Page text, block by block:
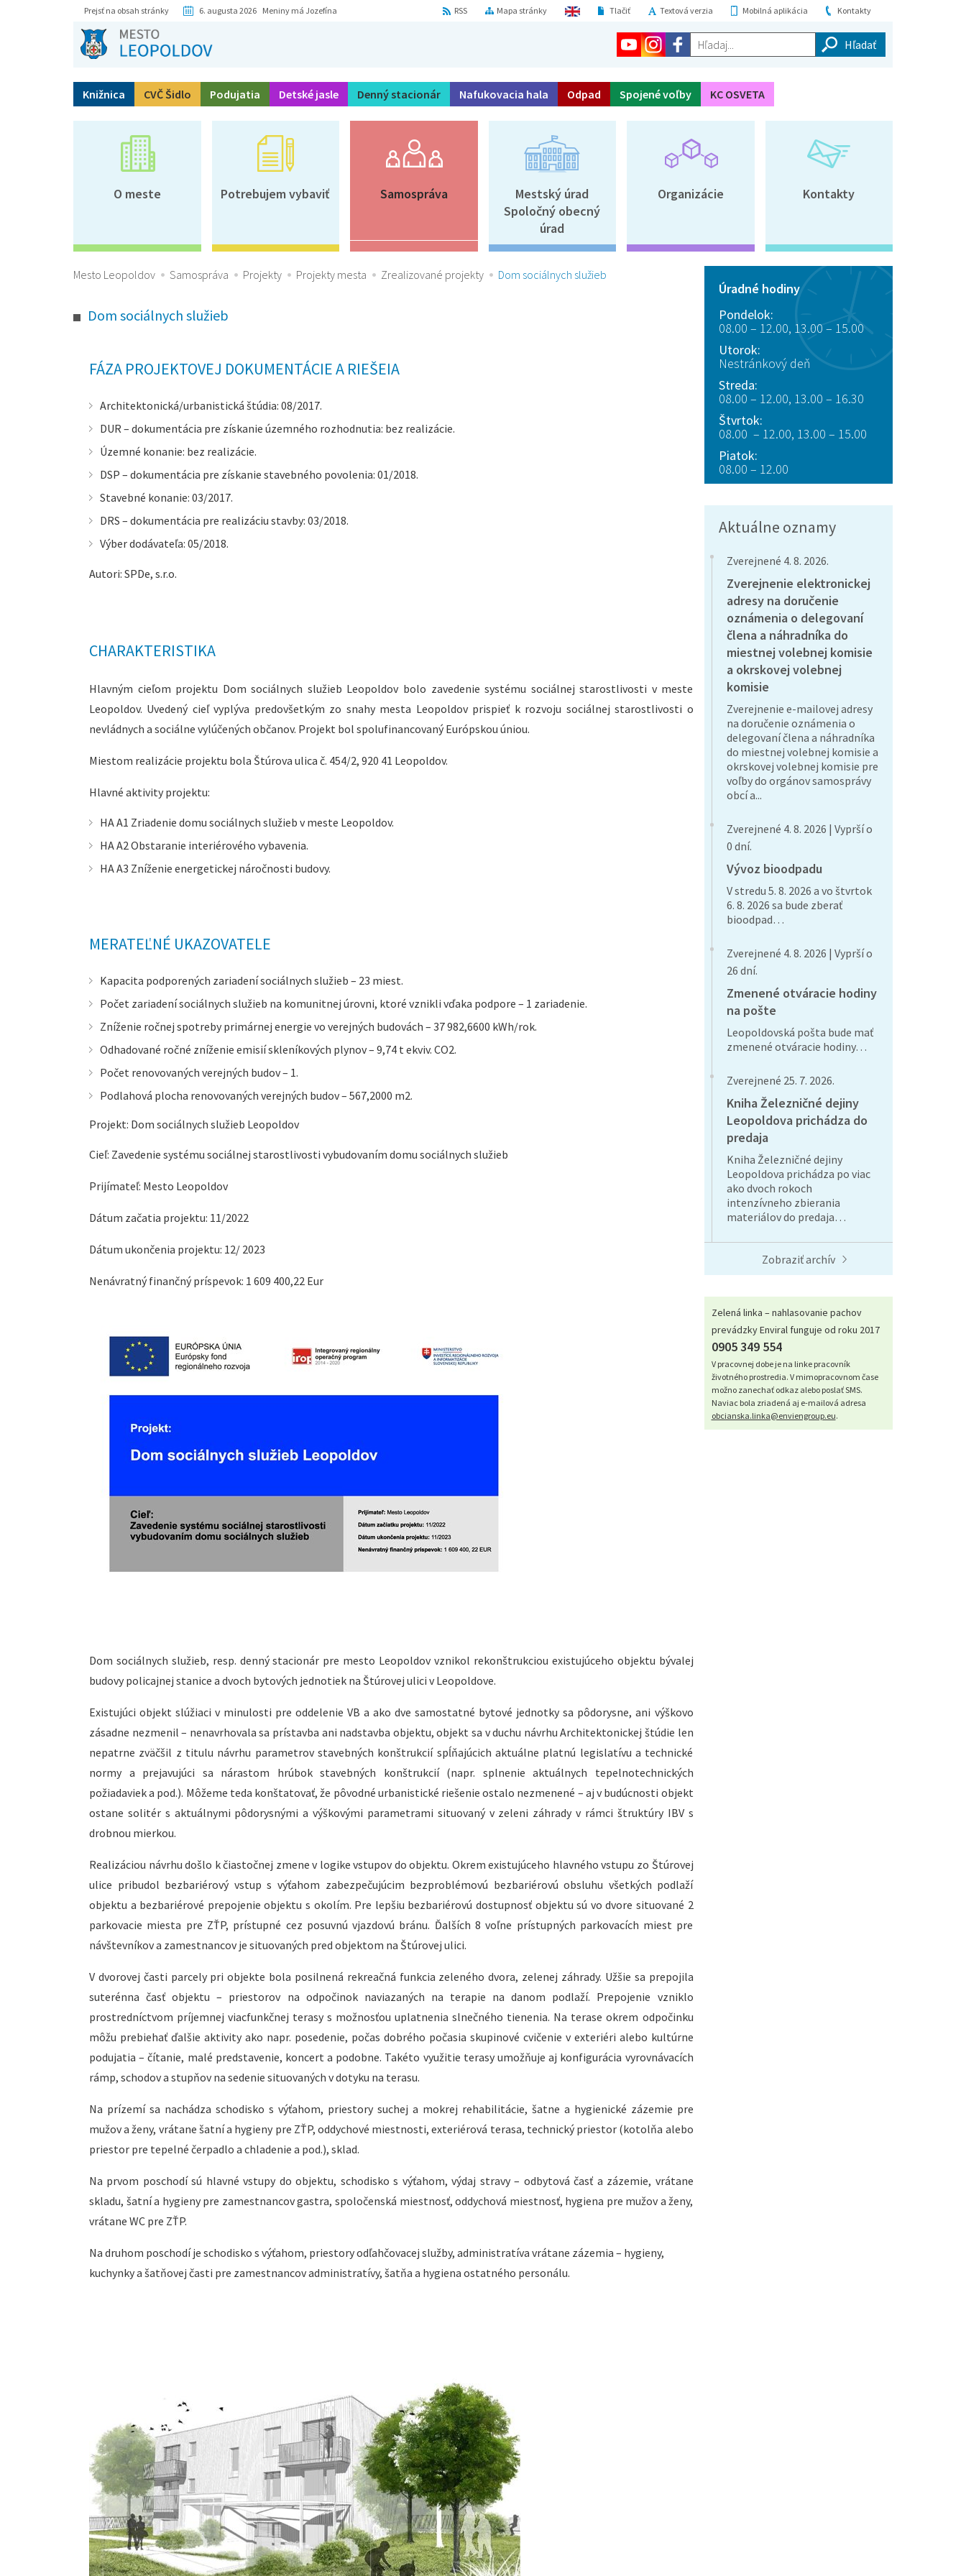
Prejsť na obsah stránky 6. augusta 2026 Meniny má Jozefína Kontakty
Mobilná aplikácia
Textová verzia
Tlačiť
Mapa stránky
RSS
Hľadaj...
Knižnica CVČ Šidlo Podujatia Detské jasle Denný stacionár Nafukovacia hala Odpad Spojené voľby KC OSVETA
O meste Potrebujem vybaviť Samospráva
Mestský úrad
Spoločný obecný
úrad
Organizácie Kontakty
Mesto Leopoldov Samospráva Projekty Projekty mesta Zrealizované projekty Dom sociálnych služieb
Dom sociálnych služieb
FÁZA PROJEKTOVEJ DOKUMENTÁCIE A RIEŠEIA
Architektonická/urbanistická štúdia: 08/2017.
DUR – dokumentácia pre získanie územného rozhodnutia: bez realizácie.
Územné konanie: bez realizácie.
DSP – dokumentácia pre získanie stavebného povolenia: 01/2018.
Stavebné konanie: 03/2017.
DRS – dokumentácia pre realizáciu stavby: 03/2018.
Výber dodávateľa: 05/2018.
Autori: SPDe, s.r.o.
CHARAKTERISTIKA
Hlavným cieľom projektu Dom sociálnych služieb Leopoldov bolo zavedenie systému sociálnej starostlivosti v meste
Leopoldov. Uvedený cieľ vyplýva predovšetkým zo snahy mesta Leopoldov prispieť k rozvoju sociálnej starostlivosti o
nevládnych a sociálne vylúčených občanov. Projekt bol spolufinancovaný Európskou úniou.
Miestom realizácie projektu bola Štúrova ulica č. 454/2, 920 41 Leopoldov.
Hlavné aktivity projektu:
HA A1 Zriadenie domu sociálnych služieb v meste Leopoldov.
HA A2 Obstaranie interiérového vybavenia.
HA A3 Zníženie energetickej náročnosti budovy.
MERATEĽNÉ UKAZOVATELE
Kapacita podporených zariadení sociálnych služieb – 23 miest.
Počet zariadení sociálnych služieb na komunitnej úrovni, ktoré vznikli vďaka podpore – 1 zariadenie.
Zníženie ročnej spotreby primárnej energie vo verejných budovách – 37 982,6600 kWh/rok.
Odhadované ročné zníženie emisií skleníkových plynov – 9,74 t ekviv. CO2.
Počet renovovaných verejných budov – 1.
Podlahová plocha renovovaných verejných budov – 567,2000 m2.
Projekt: Dom sociálnych služieb Leopoldov
Cieľ: Zavedenie systému sociálnej starostlivosti vybudovaním domu sociálnych služieb
Prijímateľ: Mesto Leopoldov
Dátum začatia projektu: 11/2022
Dátum ukončenia projektu: 12/ 2023
Nenávratný finančný príspevok: 1 609 400,22 Eur
Dom sociálnych služieb, resp. denný stacionár pre mesto Leopoldov vznikol rekonštrukciou existujúceho objektu bývalej
budovy policajnej stanice a dvoch bytových jednotiek na Štúrovej ulici v Leopoldove.
Existujúci objekt slúžiaci v minulosti pre oddelenie VB a ako dve samostatné bytové jednotky sa pôdorysne, ani výškovo
zásadne nezmenil – nenavrhovala sa prístavba ani nadstavba objektu, objekt sa v duchu návrhu Architektonickej štúdie len
nepatrne zväčšil z titulu návrhu parametrov stavebných konštrukcií spĺňajúcich aktuálne platnú legislatívu a technické
normy a prejavujúci sa nárastom hrúbok stavebných konštrukcií (napr. splnenie aktuálnych tepelnotechnických
požiadaviek a pod.). Môžeme teda konštatovať, že pôvodné urbanistické riešenie ostalo nezmenené – aj v budúcnosti objekt
ostane solitér s aktuálnymi pôdorysnými a výškovými parametrami situovaný v zeleni záhrady v rámci štruktúry IBV s
drobnou mierkou.
Realizáciou návrhu došlo k čiastočnej zmene v logike vstupov do objektu. Okrem existujúceho hlavného vstupu zo Štúrovej
ulice pribudol bezbariérový vstup s výťahom zabezpečujúcim bezproblémovú bezbariérovú obsluhu všetkých podlaží
objektu a bezbariérové prepojenie objektu s okolím. Pre lepšiu bezbariérovú dostupnosť objektu sú vo dvore situované 2
parkovacie miesta pre ZŤP, prístupné cez posuvnú vjazdovú bránu. Ďalších 8 voľne prístupných parkovacích miest pre
návštevníkov a zamestnancov je situovaných pred objektom na Štúrovej ulici.
V dvorovej časti parcely pri objekte bola posilnená rekreačná funkcia zeleného dvora, zelenej záhrady. Užšie sa prepojila
suterénna časť objektu – priestorov na odpočinok naviazaných na terapie na danom podlaží. Prepojenie vzniklo
prostredníctvom príjemnej viacfunkčnej terasy s možnosťou uplatnenia slnečného tienenia. Na terase okrem odpočinku
môžu prebiehať ďalšie aktivity ako napr. posedenie, počas dobrého počasia skupinové cvičenie v exteriéri alebo kultúrne
podujatia – čítanie, malé predstavenie, koncert a podobne. Takéto využitie terasy umožňuje aj konfigurácia vyrovnávacích
rámp, schodov a stupňov na sedenie situovaných v dotyku na terasu.
Na prízemí sa nachádza schodisko s výťahom, priestory suchej a mokrej rehabilitácie, šatne a hygienické zázemie pre
mužov a ženy, vrátane šatní a hygieny pre ZŤP, oddychové miestnosti, exteriérová terasa, technický priestor (kotolňa alebo
priestor pre tepelné čerpadlo a chladenie a pod.), sklad.
Na prvom poschodí sú hlavné vstupy do objektu, schodisko s výťahom, výdaj stravy – odbytová časť a zázemie, vrátane
skladu, šatní a hygieny pre zamestnancov gastra, spoločenská miestnosť, oddychová miestnosť, hygiena pre mužov a ženy,
vrátane WC pre ZŤP.
Na druhom poschodí je schodisko s výťahom, priestory odľahčovacej služby, administratíva vrátane zázemia – hygieny,
kuchynky a šatňovej časti pre zamestnancov administratívy, šatňa a hygiena ostatného personálu.
Úradné hodiny
Pondelok:
08.00 – 12.00, 13.00 – 15.00
Utorok:
Nestránkový deň
Streda:
08.00 – 12.00, 13.00 – 16.30
Štvrtok:
08.00 – 12.00, 13.00 – 15.00
Piatok:
08.00 – 12.00
Aktuálne oznamy
Zverejnené 4. 8. 2026.
Zverejnenie elektronickej
adresy na doručenie
oznámenia o delegovaní
člena a náhradníka do
miestnej volebnej komisie
a okrskovej volebnej
komisie
Zverejnenie e-mailovej adresy
na doručenie oznámenia o
delegovaní člena a náhradníka
do miestnej volebnej komisie a
okrskovej volebnej komisie pre
voľby do orgánov samosprávy
obcí a...
Zverejnené 4. 8. 2026 | Vyprší o
0 dní.
Vývoz bioodpadu
V stredu 5. 8. 2026 a vo štvrtok
6. 8. 2026 sa bude zberať
bioodpad…
Zverejnené 4. 8. 2026 | Vyprší o
26 dní.
Zmenené otváracie hodiny
na pošte
Leopoldovská pošta bude mať
zmenené otváracie hodiny…
Zverejnené 25. 7. 2026.
Kniha Železničné dejiny
Leopoldova prichádza do
predaja
Kniha Železničné dejiny
Leopoldova prichádza po viac
ako dvoch rokoch
intenzívneho zbierania
materiálov do predaja…
Zobraziť archív
Zelená linka – nahlasovanie pachov
prevádzky Enviral funguje od roku 2017
0905 349 554
V pracovnej dobe je na linke pracovník
životného prostredia. V mimopracovnom čase
možno zanechať odkaz alebo poslať SMS.
Naviac bola zriadená aj e-mailová adresa
obcianska.linka@enviengroup.eu.